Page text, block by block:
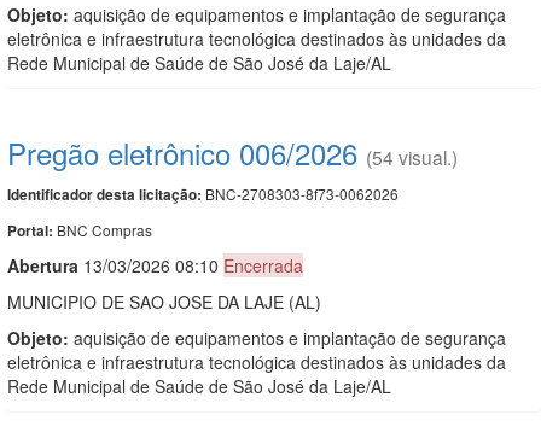
Objeto: aquisição de equipamentos e implantação de segurança
eletrônica e infraestrutura tecnológica destinados às unidades da
Rede Municipal de Saúde de São José da Laje/AL
Pregão eletrônico 006/2026 (54 visual.)
Identificador desta licitação: BNC-2708303-8f73-0062026
Portal: BNC Compras
Abertura 13/03/2026 08:10 Encerrada
MUNICIPIO DE SAO JOSE DA LAJE (AL)
Objeto: aquisição de equipamentos e implantação de segurança
eletrônica e infraestrutura tecnológica destinados às unidades da
Rede Municipal de Saúde de São José da Laje/AL